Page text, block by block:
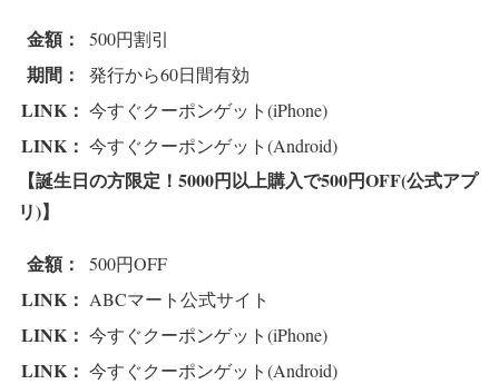
金額： 500円割引
期間： 発行から60日間有効
LINK： 今すぐクーポンゲット(iPhone)
LINK： 今すぐクーポンゲット(Android)
【誕生日の方限定！5000円以上購入で500円OFF(公式アプ
リ)】
金額： 500円OFF
LINK： ABCマート公式サイト
LINK： 今すぐクーポンゲット(iPhone)
LINK： 今すぐクーポンゲット(Android)